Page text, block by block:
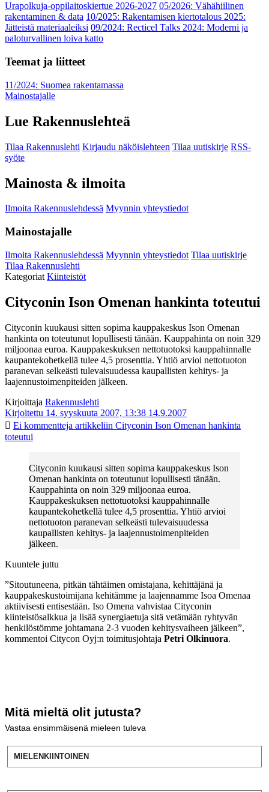
Urapolkuja-oppilaitoskiertue 2026-2027 05/2026: Vähähiilinen
rakentaminen & data 10/2025: Rakentamisen kiertotalous 2025:
Jätteistä materiaaleiksi 09/2024: Recticel Talks 2024: Moderni ja
paloturvallinen loiva katto
Teemat ja liitteet
11/2024: Suomea rakentamassa
Mainostajalle
Lue Rakennuslehteä
Tilaa Rakennuslehti Kirjaudu näköislehteen Tilaa uutiskirje RSS-
syöte
Mainosta & ilmoita
Ilmoita Rakennuslehdessä Myynnin yhteystiedot
Mainostajalle
Ilmoita Rakennuslehdessä Myynnin yhteystiedot Tilaa uutiskirje
Tilaa Rakennuslehti
Kategoriat Kiinteistöt
Cityconin Ison Omenan hankinta toteutui
Cityconin kuukausi sitten sopima kauppakeskus Ison Omenan
hankinta on toteutunut lopullisesti tänään. Kauppahinta on noin 329
miljoonaa euroa. Kauppakeskuksen nettotuotoksi kauppahinnalle
kaupantekohetkellä tulee 4,5 prosenttia. Yhtiö arvioi nettotuoton
paranevan selkeästi tulevaisuudessa kaupallisten kehitys- ja
laajennustoimenpiteiden jälkeen.
Kirjoittaja Rakennuslehti
Kirjoitettu 14. syyskuuta 2007, 13:38 14.9.2007
Ei kommentteja artikkeliin Cityconin Ison Omenan hankinta
toteutui
Cityconin kuukausi sitten sopima kauppakeskus Ison
Omenan hankinta on toteutunut lopullisesti tänään.
Kauppahinta on noin 329 miljoonaa euroa.
Kauppakeskuksen nettotuotoksi kauppahinnalle
kaupantekohetkellä tulee 4,5 prosenttia. Yhtiö arvioi
nettotuoton paranevan selkeästi tulevaisuudessa
kaupallisten kehitys- ja laajennustoimenpiteiden
jälkeen.
Kuuntele juttu
”Sitoutuneena, pitkän tähtäimen omistajana, kehittäjänä ja
kauppakeskustoimijana kehitämme ja laajennamme Isoa Omenaa
aktiivisesti entisestään. Iso Omena vahvistaa Cityconin
kiinteistösalkkua ja lisää synergiaetuja sitä vetämään ryhtyvän
henkilöstömme johtamana 2-3 vuoden kehitysvaiheen jälkeen”,
kommentoi Citycon Oyj:n toimitusjohtaja Petri Olkinuora.
Mitä mieltä olit jutusta?
Vastaa ensimmäisenä mieleen tuleva
MIELENKIINTOINEN